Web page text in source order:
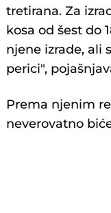
tretirana. Za
kosa od šest do
njene izrade, ali
perici",
Prema njenim
neverovatno